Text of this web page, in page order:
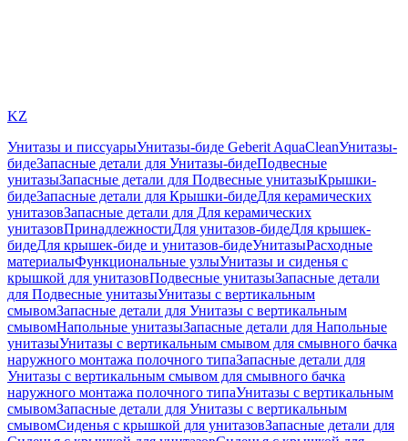
KZ
Унитазы и писсуарыУнитазы-биде Geberit AquaCleanУнитазы-
бидеЗапасные детали для Унитазы-бидеПодвесные
унитазыЗапасные детали для Подвесные унитазыКрышки-
бидеЗапасные детали для Крышки-бидеДля керамических
унитазовЗапасные детали для Для керамических
унитазовПринадлежностиДля унитазов-бидеДля крышек-
бидеДля крышек-биде и унитазов-бидеУнитазыРасходные
материалыФункциональные узлыУнитазы и сиденья с
крышкой для унитазовПодвесные унитазыЗапасные детали
для Подвесные унитазыУнитазы с вертикальным
смывомЗапасные детали для Унитазы с вертикальным
смывомНапольные унитазыЗапасные детали для Напольные
унитазыУнитазы с вертикальным смывом для смывного бачка
наружного монтажа полочного типаЗапасные детали для
Унитазы с вертикальным смывом для смывного бачка
наружного монтажа полочного типаУнитазы с вертикальным
смывомЗапасные детали для Унитазы с вертикальным
смывомСиденья с крышкой для унитазовЗапасные детали для